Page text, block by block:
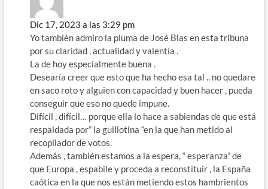
Dic 17, 2023 a las 3:29 pm
Yo también admiro la pluma de José Blas en esta tribuna
por su claridad , actualidad y valentía .
La de hoy especialmente buena .
Desearía creer que esto que ha hecho esa tal .. no quedare
en saco roto y alguien con capacidad y buen hacer , pueda
conseguir que eso no quede impune.
Difícil , difícil… porque ella lo hace a sabiendas de que está
respaldada por” la guillotina “en la que han metido al
recopilador de votos.
Además , también estamos a la espera, “ esperanza” de
que Europa , espabile y proceda a reconstituir , la España
caótica en la que nos están metiendo estos hambrientos